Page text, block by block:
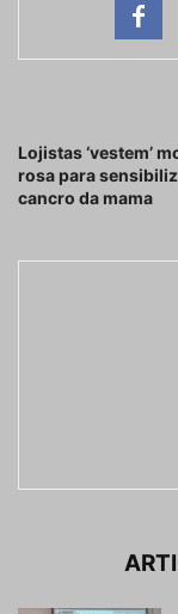
Lojistas ‘vestem’
rosa para
cancro da mama